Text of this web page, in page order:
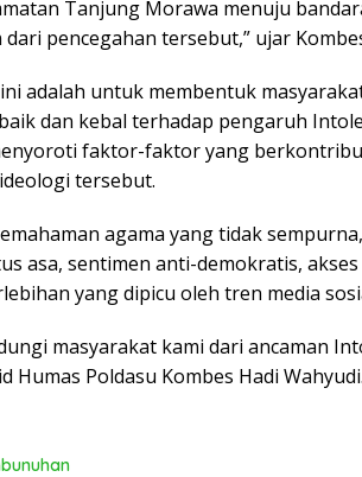
Tanjung Morawa menuju
pencegahan tersebut,” ujar
adalah untuk membentuk
dan kebal terhadap pengaruh
faktor-faktor yang
tersebut.
agama yang tidak
asa, sentimen anti-demokratis,
yang dipicu oleh tren media
masyarakat kami dari ancaman
Humas Poldasu Kombes Hadi